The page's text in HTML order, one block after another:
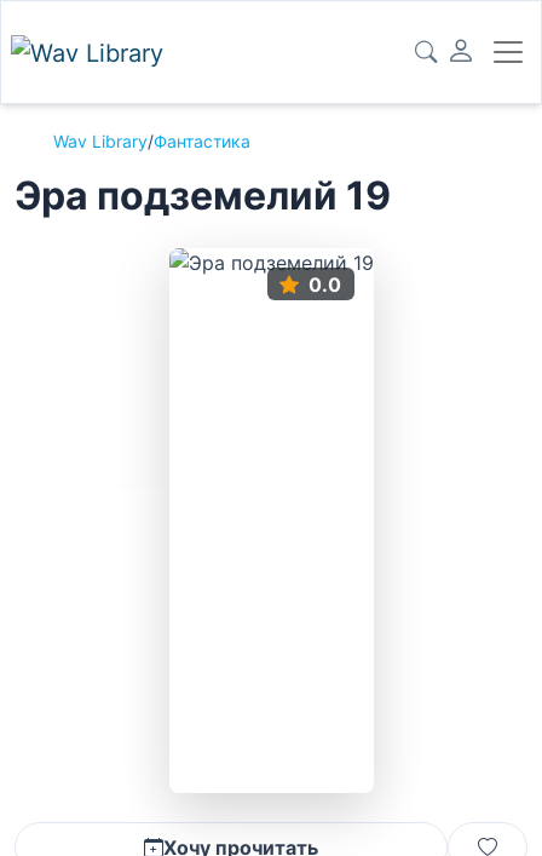
Wav Library/Фантастика
Эра подземелий 19
0.0
Хочу прочитать